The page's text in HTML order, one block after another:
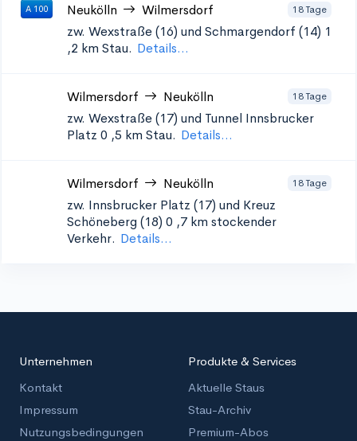
A 100 Neukölln Wilmersdorf 18 Tage
zw. Wexstraße (16) und Schmargendorf (14) 1
,2 km Stau. Details...
Wilmersdorf Neukölln 18 Tage
zw. Wexstraße (17) und Tunnel Innsbrucker
Platz 0 ,5 km Stau. Details...
Wilmersdorf Neukölln 18 Tage
zw. Innsbrucker Platz (17) und Kreuz
Schöneberg (18) 0 ,7 km stockender
Verkehr. Details...
Unternehmen
Kontakt
Impressum
Nutzungsbedingungen
Produkte & Services
Aktuelle Staus
Stau-Archiv
Premium-Abos